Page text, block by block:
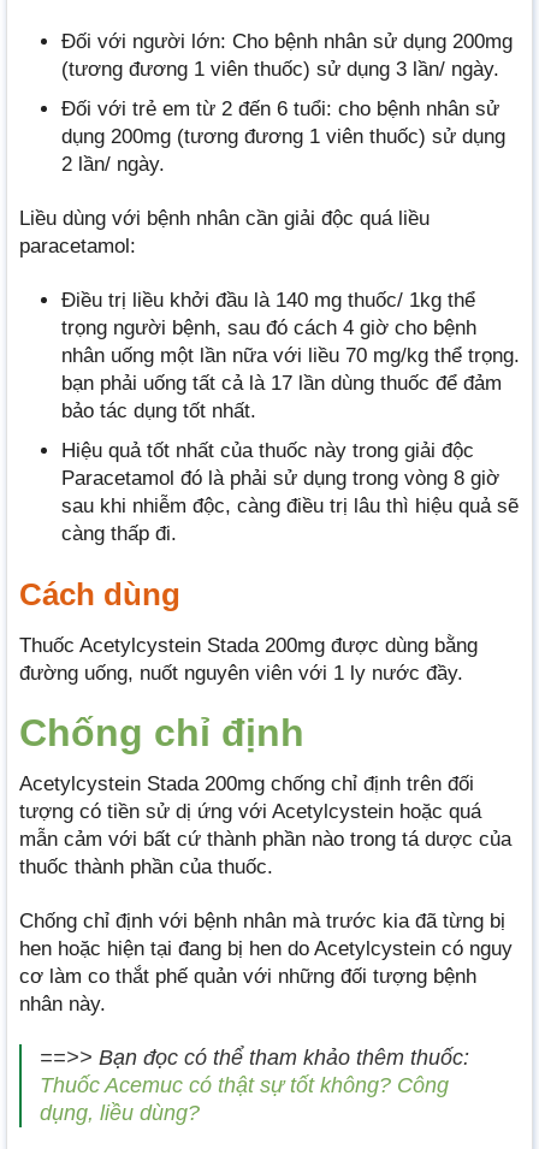
Đối với người lớn: Cho bệnh nhân sử dụng 200mg
(tương đương 1 viên thuốc) sử dụng 3 lần/ ngày.
Đối với trẻ em từ 2 đến 6 tuổi: cho bệnh nhân sử
dụng 200mg (tương đương 1 viên thuốc) sử dụng
2 lần/ ngày.
Liều dùng với bệnh nhân cần giải độc quá liều
paracetamol:
Điều trị liều khởi đầu là 140 mg thuốc/ 1kg thể
trọng người bệnh, sau đó cách 4 giờ cho bệnh
nhân uống một lần nữa với liều 70 mg/kg thể trọng.
bạn phải uống tất cả là 17 lần dùng thuốc để đảm
bảo tác dụng tốt nhất.
Hiệu quả tốt nhất của thuốc này trong giải độc
Paracetamol đó là phải sử dụng trong vòng 8 giờ
sau khi nhiễm độc, càng điều trị lâu thì hiệu quả sẽ
càng thấp đi.
Cách dùng
Thuốc Acetylcystein Stada 200mg được dùng bằng
đường uống, nuốt nguyên viên với 1 ly nước đầy.
Chống chỉ định
Acetylcystein Stada 200mg chống chỉ định trên đối
tượng có tiền sử dị ứng với Acetylcystein hoặc quá
mẫn cảm với bất cứ thành phần nào trong tá dược của
thuốc thành phần của thuốc.
Chống chỉ định với bệnh nhân mà trước kia đã từng bị
hen hoặc hiện tại đang bị hen do Acetylcystein có nguy
cơ làm co thắt phế quản với những đối tượng bệnh
nhân này.
==>> Bạn đọc có thể tham khảo thêm thuốc:
Thuốc Acemuc có thật sự tốt không? Công
dụng, liều dùng?